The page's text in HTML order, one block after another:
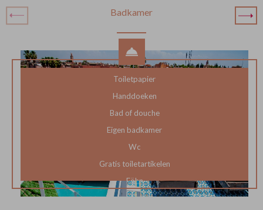
Badkamer
Toiletpapier
Handdoeken
Bad of douche
Eigen badkamer
Wc
Gratis toiletartikelen
Föhn
Douche